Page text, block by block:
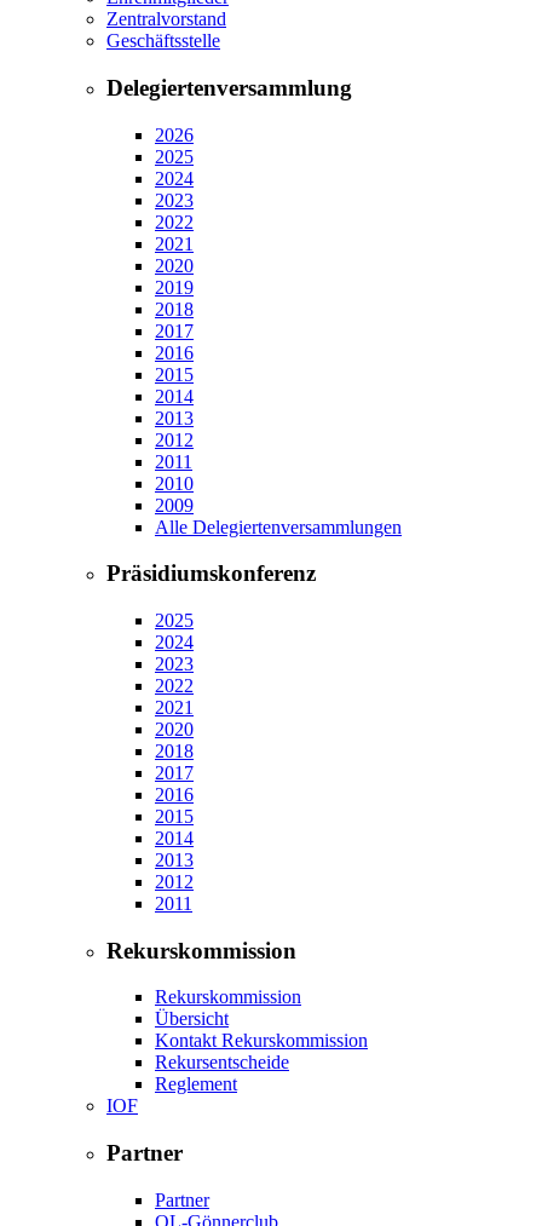
Zentralvorstand
Geschäftsstelle
Delegiertenversammlung
2026
2025
2024
2023
2022
2021
2020
2019
2018
2017
2016
2015
2014
2013
2012
2011
2010
2009
Alle Delegiertenversammlungen
Präsidiumskonferenz
2025
2024
2023
2022
2021
2020
2018
2017
2016
2015
2014
2013
2012
2011
Rekurskommission
Rekurskommission
Übersicht
Kontakt Rekurskommission
Rekursentscheide
Reglement
IOF
Partner
Partner
OL-Gönnerclub